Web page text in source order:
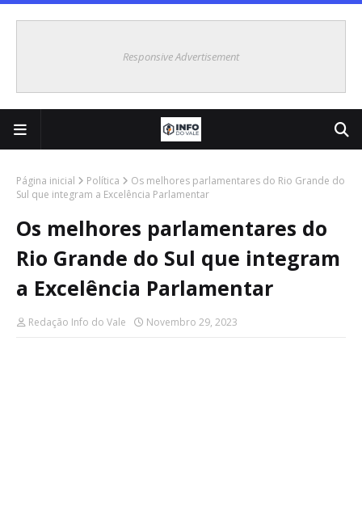
Responsive Advertisement
Página inicial Política
Os melhores parlamentares do Rio Grande do
Sul que integram a Excelência Parlamentar
Os melhores parlamentares do
Rio Grande do Sul que integram
a Excelência Parlamentar
Redação Info do Vale Novembro 29, 2023